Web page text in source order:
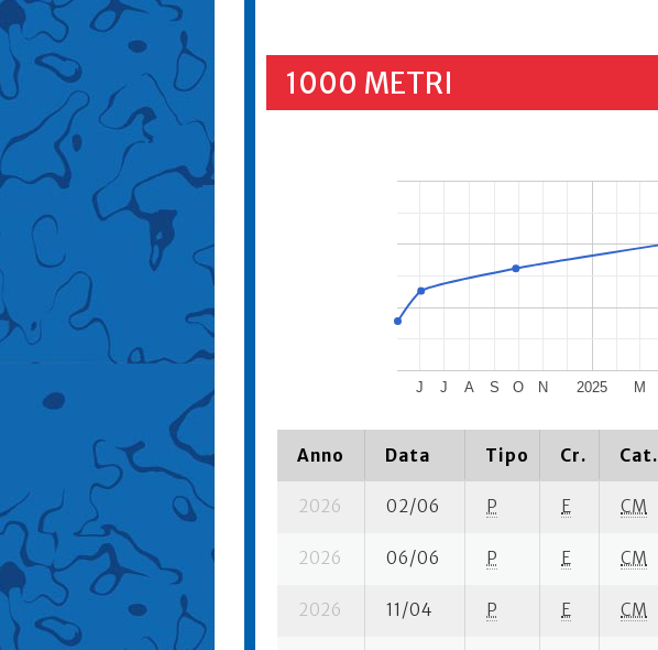
1000 METRI
2025
J J A S O N M
Anno Data Tipo Cr. Cat.
2026 02/06 P E CM
2026 06/06 P E CM
2026 11/04 P E CM